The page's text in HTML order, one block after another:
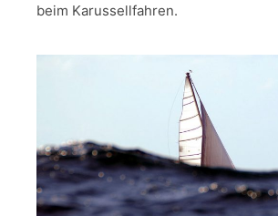
beim Karussellfahren.